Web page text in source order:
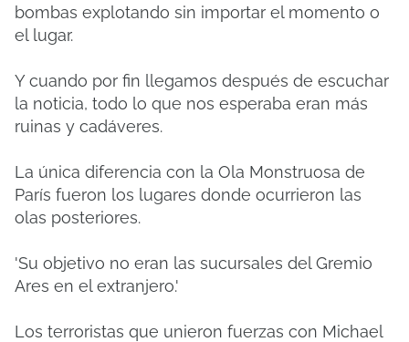
bombas explotando sin importar el momento o
el lugar.
Y cuando por fin llegamos después de escuchar
la noticia, todo lo que nos esperaba eran más
ruinas y cadáveres.
La única diferencia con la Ola Monstruosa de
París fueron los lugares donde ocurrieron las
olas posteriores.
'Su objetivo no eran las sucursales del Gremio
Ares en el extranjero.'
Los terroristas que unieron fuerzas con Michael